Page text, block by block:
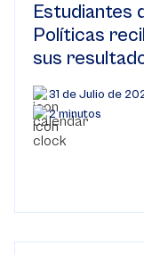
Estudiantes
Políticas
sus
31 de Julio de
2 minutos